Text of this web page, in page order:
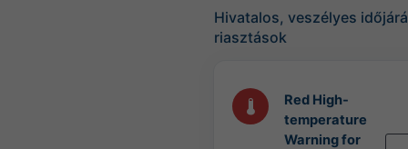
Hivatalos, veszélyes
riasztások
Red High-
temperature
Warning for